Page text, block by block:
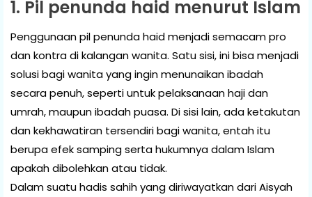
1. Pil penunda haid menurut Islam
Penggunaan pil penunda haid menjadi semacam pro
dan kontra di kalangan wanita. Satu sisi, ini bisa menjadi
solusi bagi wanita yang ingin menunaikan ibadah
secara penuh, seperti untuk pelaksanaan haji dan
umrah, maupun ibadah puasa. Di sisi lain, ada ketakutan
dan kekhawatiran tersendiri bagi wanita, entah itu
berupa efek samping serta hukumnya dalam Islam
apakah dibolehkan atau tidak.
Dalam suatu hadis sahih yang diriwayatkan dari Aisyah